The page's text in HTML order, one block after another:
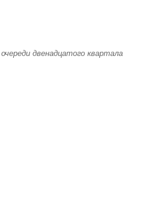
двенадцатого квартала